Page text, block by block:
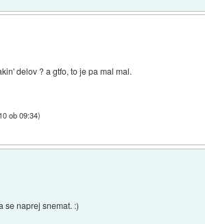
delov ? a gtfo, to je pa mal mal.
ob 09:34)
se naprej snemat. :)